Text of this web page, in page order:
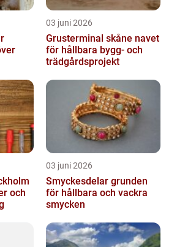
03 juni 2026
Grusterminal skåne navet
för hållbara bygg- och
trädgårdsprojekt
och
03 juni 2026
Smyckesdelar grunden
för hållbara och vackra
smycken